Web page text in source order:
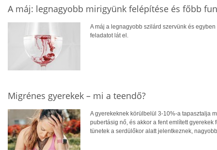
A máj: legnagyobb mirigyünk felépítése és főbb
A máj a legnagyobb szilárd szervünk és
feladatot lát el.
Migrénes gyerekek – mi a teendő?
A gyerekeknek körülbelül 3-10%-a tapasztalja
pubertásig nő, és akkor a fent említett
tünetek a serdülőkor alatt jelentkeznek,